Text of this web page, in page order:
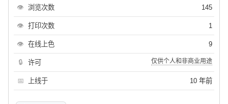
👁 浏览次数 145
👁 打印次数 1
👁 在线上色 9
🔒 许可 仅供个人和非商业用途
📅 上线于 10 年前